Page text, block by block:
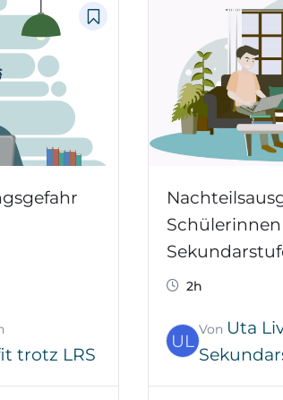
trotz LRS
2h
UL
Von Uta